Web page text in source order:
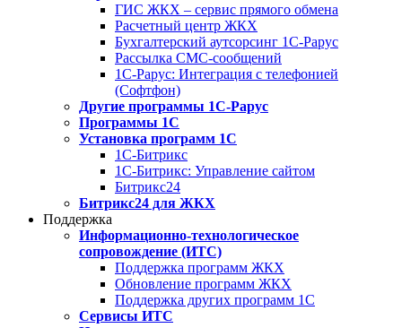
ГИС ЖКХ – сервис прямого обмена
Расчетный центр ЖКХ
Бухгалтерский аутсорсинг 1С-Рарус
Рассылка СМС-сообщений
1С-Рарус: Интеграция с телефонией
(Софтфон)
Другие программы 1С-Рарус
Программы 1С
Установка программ 1С
1С-Битрикс
1С-Битрикс: Управление сайтом
Битрикс24
Битрикс24 для ЖКХ
Поддержка
Информационно-технологическое
сопровождение (ИТС)
Поддержка программ ЖКХ
Обновление программ ЖКХ
Поддержка других программ 1С
Сервисы ИТС